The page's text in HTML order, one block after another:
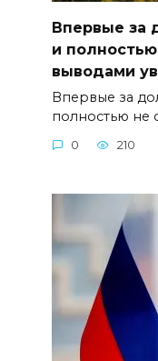
Впервые за
и
выводами
Впервые за
полностью не
0 210